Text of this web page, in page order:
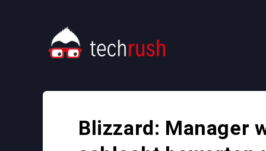
Blizzard: Manager